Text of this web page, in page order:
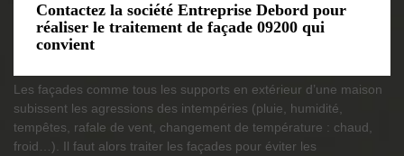
Contactez la société Entreprise Debord pour
réaliser le traitement de façade 09200 qui
convient
Les façades comme tous les supports en extérieur d’une maison
subissent les agressions des intempéries (pluie, humidité,
tempêtes, rafale de vent, changement de température : chaud,
froid…). Il faut alors traiter les façades pour éviter les